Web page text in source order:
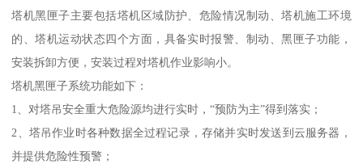
塔机黑匣子主要包括塔机区域防护、危险情况制动、塔机施工环境
的、塔机运动状态四个方面，具备实时报警、制动、黑匣子功能，
安装拆卸方便，安装过程对塔机作业影响小。
塔机黑匣子系统功能如下：
1、对塔吊安全重大危险源均进行实时，“预防为主”得到落实；
2、塔吊作业时各种数据全过程记录，存储并实时发送到云服务器，
并提供危险性预警；